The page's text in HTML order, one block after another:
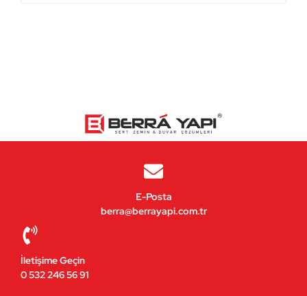
İletişime Geçin
0 532 246 56 91
E-Posta
berra@berrayapi.com.tr